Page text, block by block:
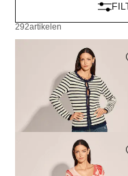
292artikelen
MADELEINE
Tricot jasje
59,00 € 109,95 €